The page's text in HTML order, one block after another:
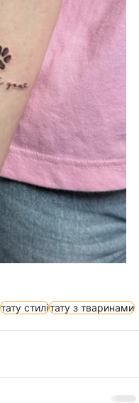
тату стилітату з тваринами